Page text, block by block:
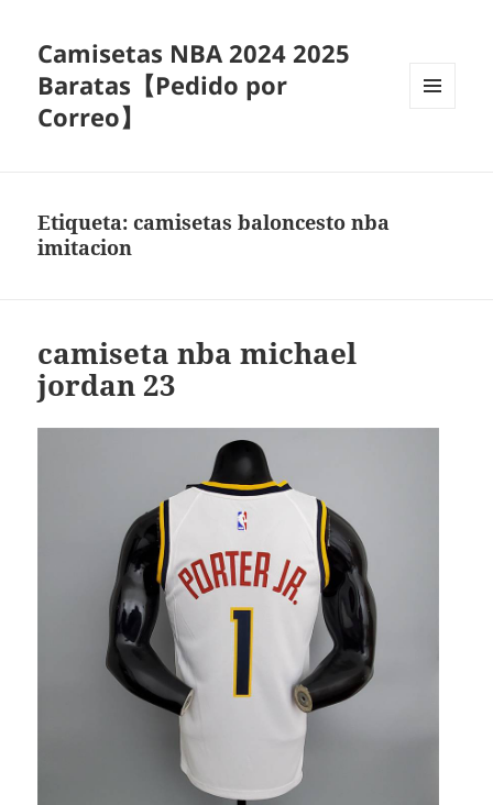
Camisetas NBA 2024 2025
Baratas【Pedido por
Correo】
Etiqueta:camisetas baloncesto nba
imitacion
camiseta nba michael
jordan 23